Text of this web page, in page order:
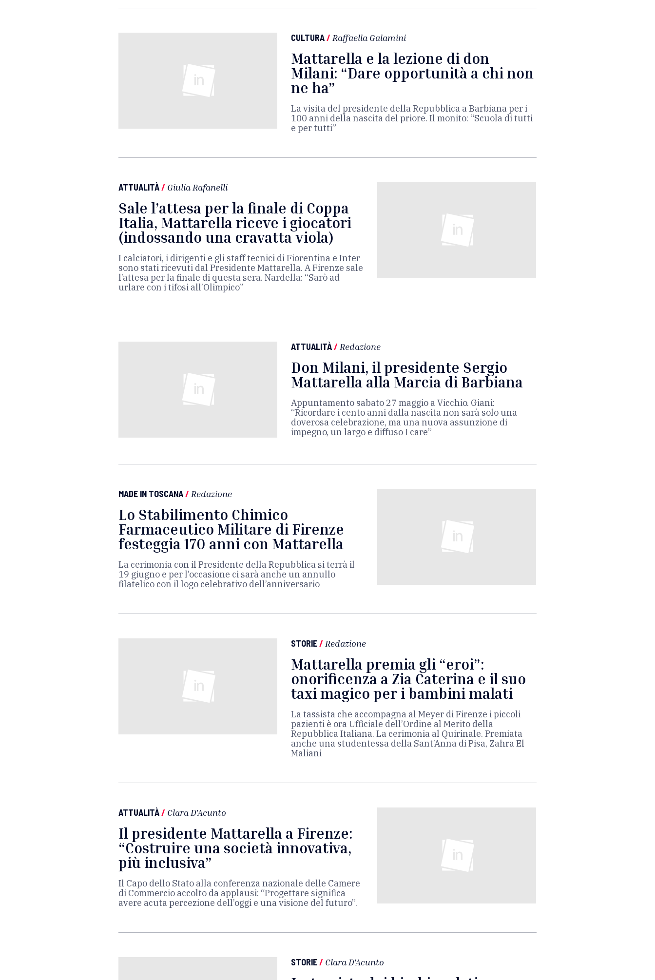
CULTURA/ Raffaella Galamini
Mattarella e la lezione di don
Milani: “Dare opportunità a chi non
ne ha”
La visita del presidente della Repubblica a Barbiana per i
100 anni della nascita del priore. Il monito: “Scuola di tutti
e per tutti”
ATTUALITÀ/ Giulia Rafanelli
Sale l’attesa per la finale di Coppa
Italia, Mattarella riceve i giocatori
(indossando una cravatta viola)
I calciatori, i dirigenti e gli staff tecnici di Fiorentina e Inter
sono stati ricevuti dal Presidente Mattarella. A Firenze sale
l’attesa per la finale di questa sera. Nardella: “Sarò ad
urlare con i tifosi all’Olimpico”
ATTUALITÀ/ Redazione
Don Milani, il presidente Sergio
Mattarella alla Marcia di Barbiana
Appuntamento sabato 27 maggio a Vicchio. Giani:
“Ricordare i cento anni dalla nascita non sarà solo una
doverosa celebrazione, ma una nuova assunzione di
impegno, un largo e diffuso I care”
MADE IN TOSCANA/ Redazione
Lo Stabilimento Chimico
Farmaceutico Militare di Firenze
festeggia 170 anni con Mattarella
La cerimonia con il Presidente della Repubblica si terrà il
19 giugno e per l’occasione ci sarà anche un annullo
filatelico con il logo celebrativo dell’anniversario
STORIE/ Redazione
Mattarella premia gli “eroi”:
onorificenza a Zia Caterina e il suo
taxi magico per i bambini malati
La tassista che accompagna al Meyer di Firenze i piccoli
pazienti è ora Ufficiale dell’Ordine al Merito della
Repubblica Italiana. La cerimonia al Quirinale. Premiata
anche una studentessa della Sant’Anna di Pisa, Zahra El
Maliani
ATTUALITÀ/ Clara D'Acunto
Il presidente Mattarella a Firenze:
“Costruire una società innovativa,
più inclusiva”
Il Capo dello Stato alla conferenza nazionale delle Camere
di Commercio accolto da applausi: “Progettare significa
avere acuta percezione dell’oggi e una visione del futuro”.
STORIE/ Clara D'Acunto